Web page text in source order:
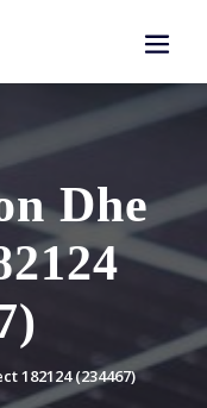
Dhe
182124 (234467)